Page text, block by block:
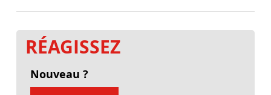
RÉAGISSEZ
Nouveau ?